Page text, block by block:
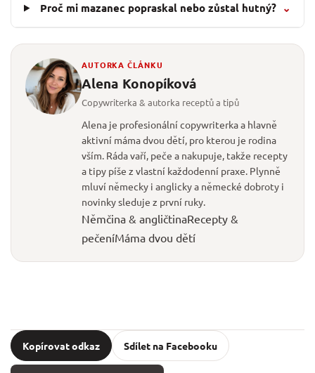
Proč mi mazanec popraskal nebo zůstal hutný? ⌄
AUTORKA ČLÁNKU
Alena Konopíková
Copywriterka & autorka receptů a tipů
Alena je profesionální copywriterka a hlavně
aktivní máma dvou dětí, pro kterou je rodina
vším. Ráda vaří, peče a nakupuje, takže recepty
a tipy píše z vlastní každodenní praxe. Plynně
mluví německy i anglicky a německé dobroty i
novinky sleduje z první ruky.
Němčina & angličtinaRecepty &
pečeníMáma dvou dětí
Kopírovat odkaz Sdílet na Facebooku